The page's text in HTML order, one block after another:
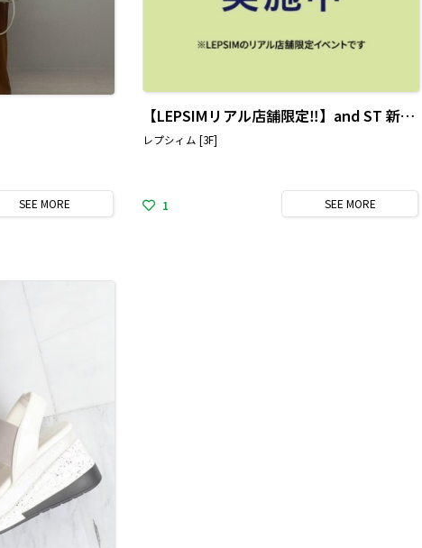
SEEMORE
【LEPSIMリアル店舗限定‼︎】and ST 新規会員登録で10%OFF
レプシィム [3F]
1 SEE MORE